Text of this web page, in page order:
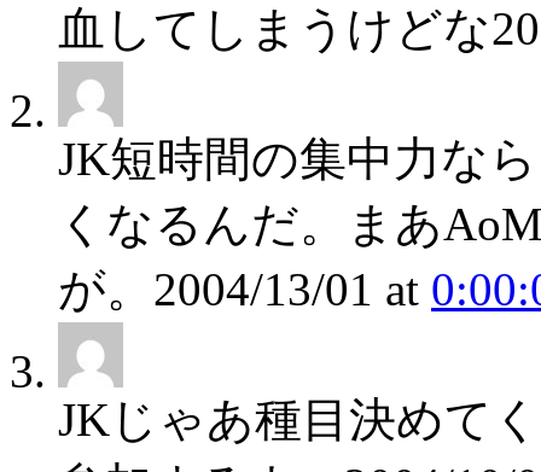
血してしまうけどな
JK短時間の集中力な
くなるんだ。まあ
が。 2004/13/01 at
JK じゃあ種目決めて